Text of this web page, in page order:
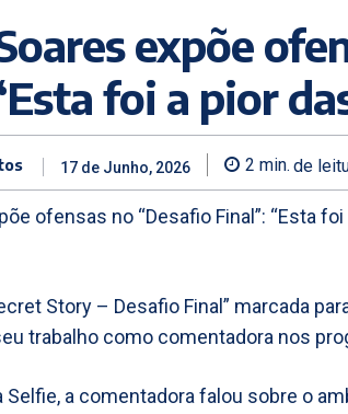
expõe
foi a pior
17 de Junho, 2026 2 min. de
ofensas no “Desafio Final”: “Esta
Story – Desafio Final” marcada
trabalho como comentadora nos
Selfie, a comentadora falou sobre o